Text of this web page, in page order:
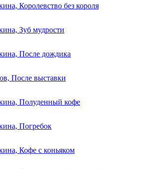
Королевство без короля
Зуб мудрости
После дождика
После выставки
Полуденный кофе
Погребок
Кофе с коньяком